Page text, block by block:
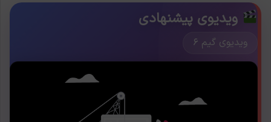
ویدیوی پیشنهادی
ویدیوی گیم ۶